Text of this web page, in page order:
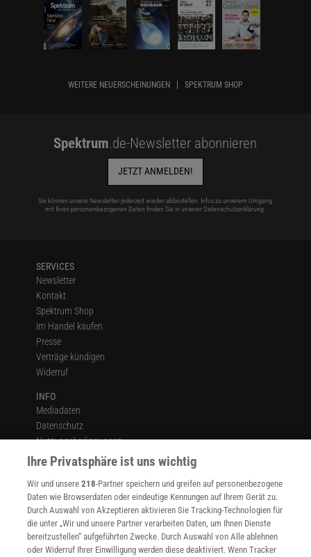
WEITERE NEUERSCHEINUNGEN SPEKTRUM SHOP
Spektrum.de-Newsletter abonnieren
JETZT ANMELDEN!
Sie können unsere Newsletter jederzeit wieder abbestellen. Infos zu unserem Umgang
mit Ihren personenbezogenen Daten finden Sie in unserer Datenschutzerklärung.
SERVICES
Newsletter
Kontakt
Spektrum Shop
Im Handel kaufen
Presse
Verträge kündigen
Widerruf
INFO
Mediadaten
Datenschutz
Nutzungsbedingungen
Cookie-Einstellungen
Utiq verwalten
Nutzungsbasierte Onlinewerbung
Alle Artikel
Impressum
WEITERE ANGEBOTE
Ihre Privatsphäre ist uns wichtig
Wir und unsere218-Partner speichern und greifen auf personenbezogene
Daten wie Browserdaten oder eindeutige Kennungen auf Ihrem Gerät zu.
Durch Auswahl von Akzeptieren aktivieren Sie Tracking-Technologien für
die unter „Wir und unsere Partner verarbeiten Daten, um Ihnen Dienste
bereitzustellen“ aufgeführten Zwecke. Durch Auswahl von Alle ablehnen
oder Widerruf Ihrer Einwilligung werden diese deaktiviert. Wenn Tracker